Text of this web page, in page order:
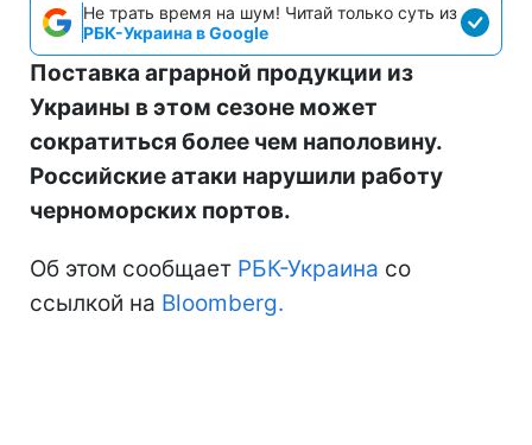
Не трать время на шум! Читай только суть из
РБК-Украина в Google
Поставка аграрной продукции из
Украины в этом сезоне может
сократиться более чем наполовину.
Российские атаки нарушили работу
черноморских портов.
Об этом сообщает РБК-Украина со
ссылкой на Bloomberg.